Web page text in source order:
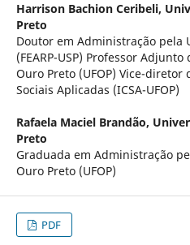
Harrison Bachion Ceribeli,
Preto
Doutor em Administração pela
(FEARP-USP) Professor
Ouro Preto (UFOP) Vice-
Sociais Aplicadas (ICSA-UFOP)
Rafaela Maciel Brandão,
Preto
Graduada em Administração
Ouro Preto (UFOP)
PDF